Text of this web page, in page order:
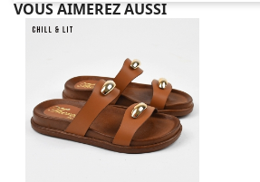
VOUS AIMEREZ AUSSI